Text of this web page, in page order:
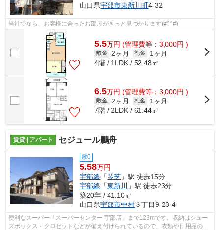
山口県宇部市東新川町4-32
当社でなら、お客様に合ったお部屋がきっと見つかります(#^^#)
5.5万円 (管理費等：3,000円 )
敷金 2ヶ月 礼金
1ヶ月
4階 / 1LDK / 52.48㎡
6.5万円 (管理費等：3,000円 )
敷金 2ヶ月 礼金
1ヶ月
7階 / 2LDK / 61.44㎡
賃貸 | アパート セジュール鵬舟
敷0
5.58万円
宇部線 「琴芝 」駅 徒歩15分
宇部線 「東新川
」駅 徒歩23分
築20年 / 41.10㎡
山口県宇部市中村３丁目9-23-4
便利なスーパー「スーパーセンター 宇部店」まで123mです。収納はシュー
ズボックス・クロゼットなどが備え付けられているので、衣類や日用品の収